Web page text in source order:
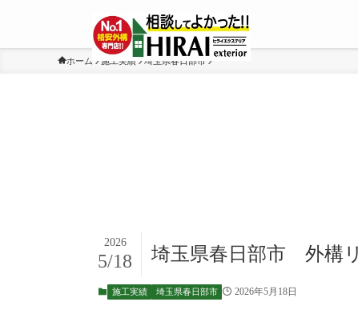
ホーム 施工実績 埼玉県春日部市
埼玉県春日部市 外構
2026
5/18
施工実績 埼玉県春日部市 2026年5月18日